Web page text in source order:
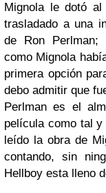
Mignola le dotó
trasladado a una
de Ron Perlman;
como Mignola
primera opción
debo admitir que
Perlman es el
película como tal
leído la obra de
contando, sin
Hellboy esta lleno